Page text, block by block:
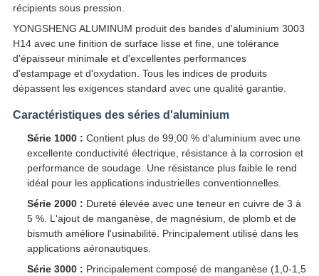
récipients sous pression.
YONGSHENG ALUMINUM produit des bandes d'aluminium 3003
H14 avec une finition de surface lisse et fine, une tolérance
d'épaisseur minimale et d'excellentes performances
d'estampage et d'oxydation. Tous les indices de produits
dépassent les exigences standard avec une qualité garantie.
Caractéristiques des séries d'aluminium
Série 1000 : Contient plus de 99,00 % d'aluminium avec une
excellente conductivité électrique, résistance à la corrosion et
performance de soudage. Une résistance plus faible le rend
idéal pour les applications industrielles conventionnelles.
Série 2000 : Dureté élevée avec une teneur en cuivre de 3 à
5 %. L'ajout de manganèse, de magnésium, de plomb et de
bismuth améliore l'usinabilité. Principalement utilisé dans les
applications aéronautiques.
Série 3000 : Principalement composé de manganèse (1,0-1,5